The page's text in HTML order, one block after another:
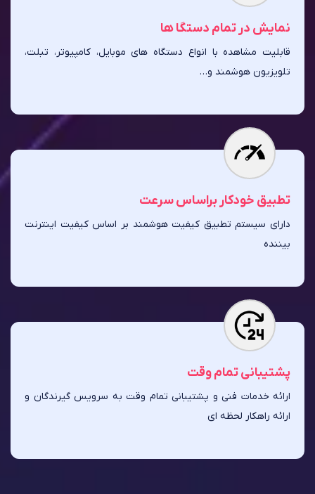
نمایش در تمام دستگا ها
قابلیت مشاهده با انواع دستگاه های موبایل، کامپیوتر، تبلت،
تلویزیون هوشمند و…
تطبیق خودکار براساس سرعت
دارای سیستم تطبیق کیفیت هوشمند بر اساس کیفیت اینترنت
بیننده
پشتیبانی تمام وقت
ارائه خدمات فنی و پشتیبانی تمام وقت به سرویس گیرندگان و
ارائه راهکار لحظه ای